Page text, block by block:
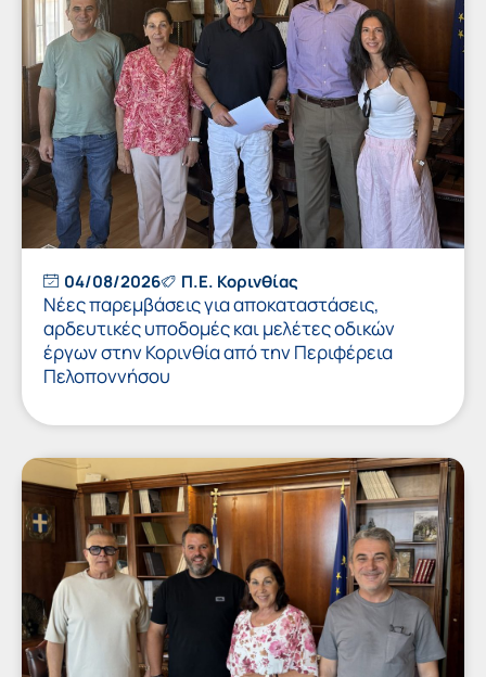
04/08/2026 Π.Ε. Κορινθίας
Νέες παρεμβάσεις για αποκαταστάσεις,
αρδευτικές υποδομές και μελέτες οδικών
έργων στην Κορινθία από την Περιφέρεια
Πελοποννήσου